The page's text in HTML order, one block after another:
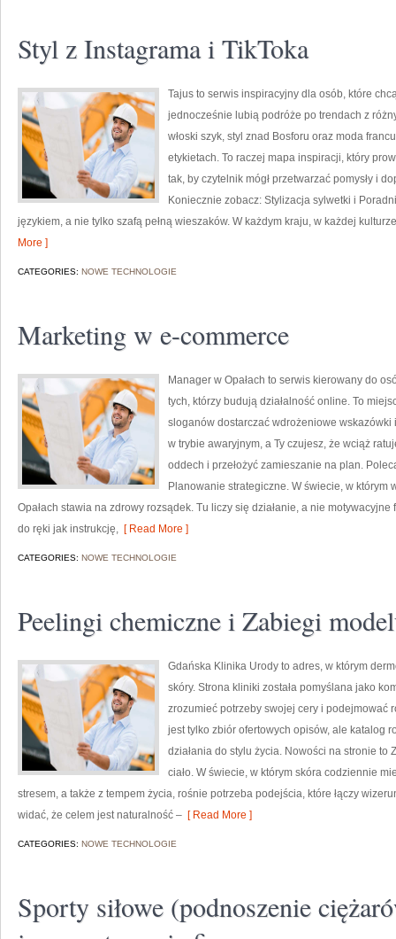
Styl z Instagrama i TikToka
Tajus to serwis inspiracyjny dla osób, które
jednocześnie lubią podróże po trendach z
włoski szyk, styl znad Bosforu oraz moda
etykietach. To raczej mapa inspiracji, który
tak, by czytelnik mógł przetwarzać pomysły i
Koniecznie zobacz: Stylizacja sylwetki i
językiem, a nie tylko szafą pełną wieszaków. W każdym kraju, w każdej
More ]
CATEGORIES: NOWE TECHNOLOGIE
Marketing w e-commerce
Manager w Opałach to serwis kierowany do
tych, którzy budują działalność online. To
sloganów dostarczać wdrożeniowe
w trybie awaryjnym, a Ty czujesz, że wciąż
oddech i przełożyć zamieszanie na plan.
Planowanie strategiczne. W świecie, w którym
Opałach stawia na zdrowy rozsądek. Tu liczy się działanie, a nie motywacyjne
do ręki jak instrukcję, [ Read More ]
CATEGORIES: NOWE TECHNOLOGIE
Peelingi chemiczne i Zabiegi
Gdańska Klinika Urody to adres, w którym
skóry. Strona kliniki została pomyślana jako
zrozumieć potrzeby swojej cery i podejmować
jest tylko zbiór ofertowych opisów, ale katalog
działania do stylu życia. Nowości na stronie to
ciało. W świecie, w którym skóra codziennie
stresem, a także z tempem życia, rośnie potrzeba podejścia, które łączy
widać, że celem jest naturalność – [ Read More ]
CATEGORIES: NOWE TECHNOLOGIE
Sporty siłowe (podnoszenie